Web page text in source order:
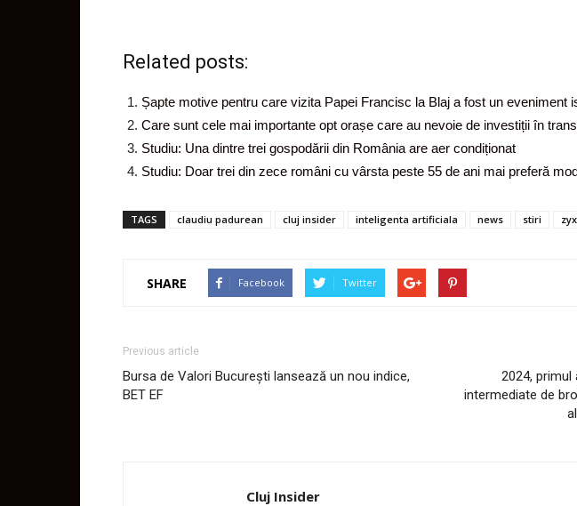
Related posts:
Șapte motive pentru care vizita Papei Francisc la Blaj a fost un eveniment
Care sunt cele mai importante opt orașe care au nevoie de investiții în
Studiu: Una dintre trei gospodării din România are aer condiționat
Studiu: Doar trei din zece români cu vârsta peste 55 de ani mai preferă
TAGS claudiu padurean cluj insider inteligenta artificiala news stiri
SHARE Facebook Twitter
Previous article
Bursa de Valori București lansează un nou indice,
BET EF
2024,
intermediate de
Cluj Insider